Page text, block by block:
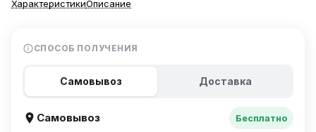
ХарактеристикиОписание
СПОСОБ ПОЛУЧЕНИЯ
Самовывоз Доставка
Самовывоз
Бесплатно